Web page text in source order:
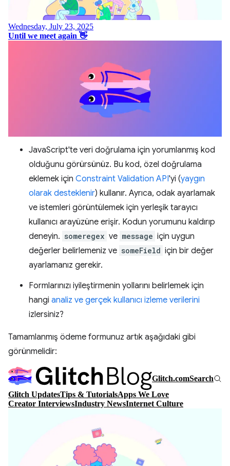
JavaScript'te veri doğrulama için yorumlanmış kod
olduğunu görürsünüz. Bu kod, özel doğrulama
eklemek için Constraint Validation API'yi (yaygın
olarak desteklenir) kullanır. Ayrıca, odak ayarlamak
ve istemleri görüntülemek için yerleşik tarayıcı
kullanıcı arayüzüne erişir. Kodun yorumunu kaldırıp
deneyin. someregex ve message için uygun
değerler belirlemeniz ve someField için bir değer
ayarlamanız gerekir.
Formlarınızı iyileştirmenin yollarını belirlemek için
hangi analiz ve gerçek kullanıcı izleme verilerini
izlersiniz?
Tamamlanmış ödeme formunuz artık aşağıdaki gibi
görünmelidir: